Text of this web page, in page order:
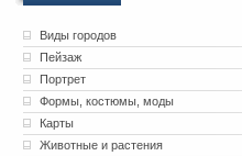
Виды городов
Пейзаж
Портрет
Формы, костюмы, моды
Карты
Животные и растения